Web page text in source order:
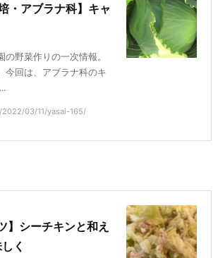
・アブラナ科】キャ
野菜作りの一次情報。
今回は、アブラナ科のキ
03/11/yasai-165/
】シーチキンと和え
く